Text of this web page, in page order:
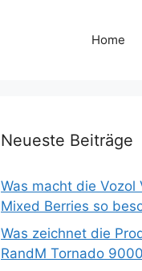
Home
Neueste Beiträge
Was macht die
Mixed Berries so
Was zeichnet die
RandM Tornado